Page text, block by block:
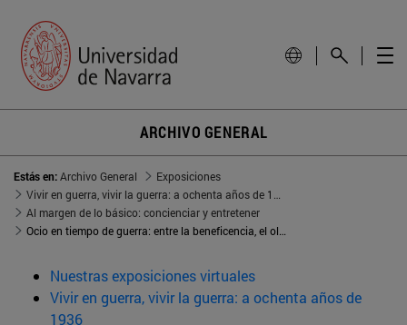
ARCHIVO GENERAL
Estás en:Archivo General
Exposiciones
Al margen de lo básico: concienciar y entretener
Ocio en tiempo de guerra: entre la beneficencia, el olvido y el aleccionamiento
Nuestras exposiciones virtuales
Vivir en guerra, vivir la guerra: a ochenta años de
1936